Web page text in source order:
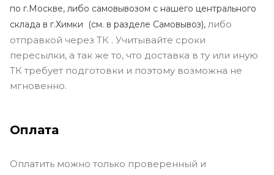
по г.Москве, либо самовывозом с нашего центрального
склада в г.Химки (см. в разделе Самовывоз), либо
отправкой через ТК . Учитывайте сроки
пересылки, а так же то, что доставка в ту или иную
ТК требует подготовки и поэтому возможна не
мгновенно.
Оплата
Оплатить можно только проверенный и